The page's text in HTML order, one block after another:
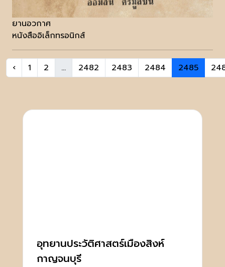
ยานอวกาศ
หนังสืออิเล็กทรอนิกส์
‹ 1 2 ... 2482 2483 2484 2485
อุทยานประวัติศาสตร์เมืองสิงห์
กาญจนบุรี